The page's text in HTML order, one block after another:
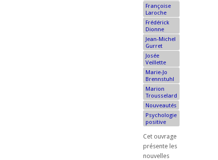
Françoise
Laroche
Frédérick
Dionne
Jean-Michel
Gurret
Josée
Veillette
Marie-Jo
Brennstuhl
Marion
Trousselard
Nouveautés
Psychologie
positive
Cet ouvrage
présente les
nouvelles